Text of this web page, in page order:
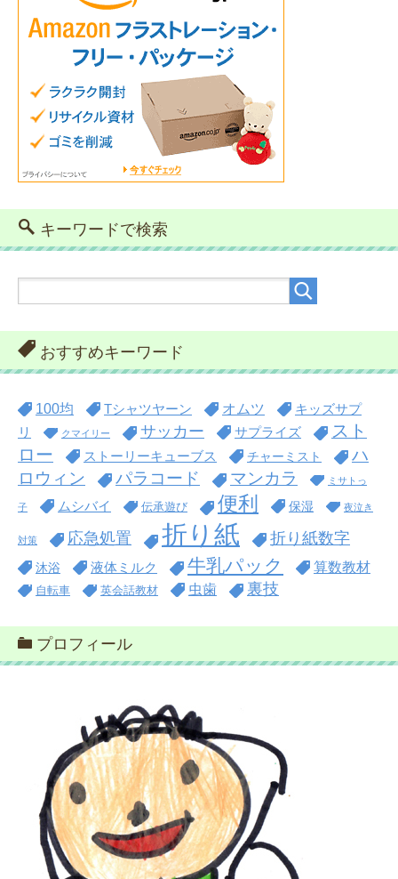
キーワードで検索
おすすめキーワード
100均 Tシャツヤーン オムツ
キッズサプ
リ
クマイリー サッカー サプライズ
スト
ロー
ストーリーキューブス チャーミスト
ハ
ロウィン
パラコード マンカラ ミサトっ
子 ムシバイ 伝承遊び 便利 保湿 夜泣き
対策 応急処置 折り紙 折り紙数字
沐浴 液体ミルク 牛乳パック 算数教材
自転車 英会話教材 虫歯 裏技
プロフィール